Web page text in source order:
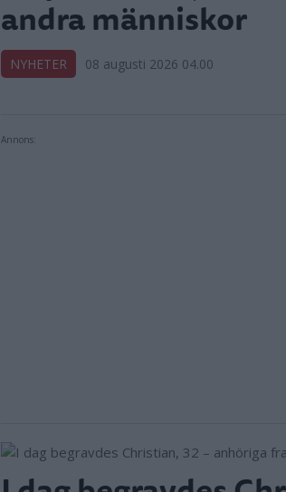
andra människor
NYHETER 08 augusti 2026 04.00
Annons: